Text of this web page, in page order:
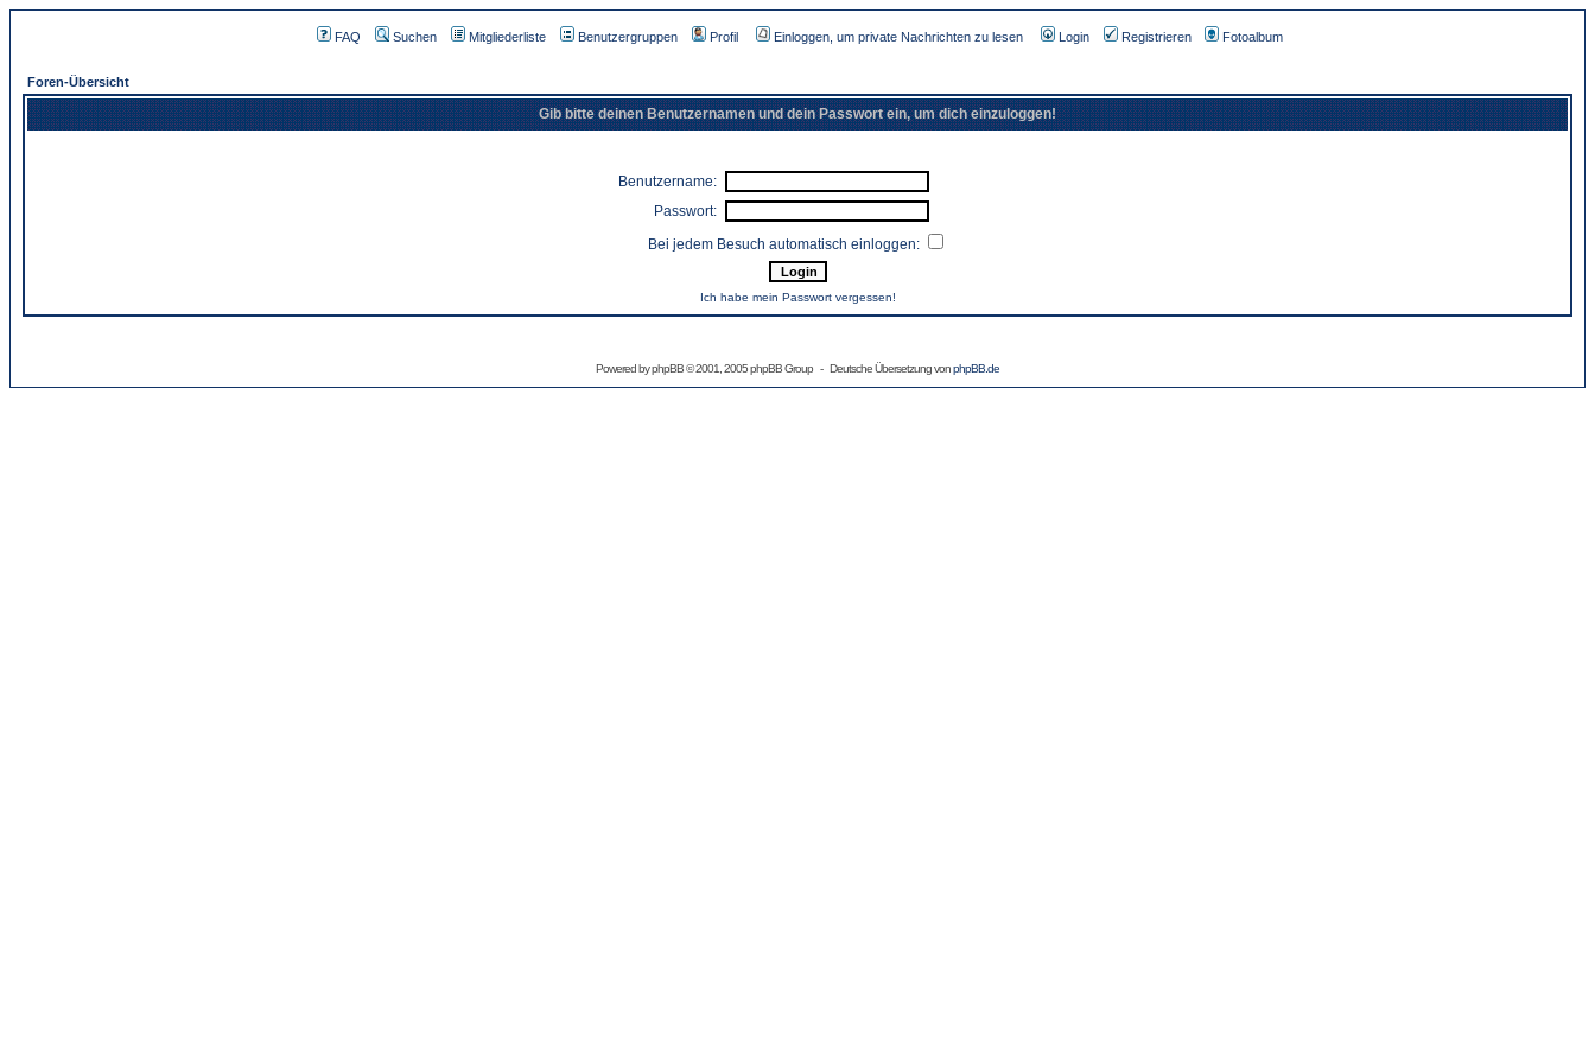
FAQ Suchen Mitgliederliste Benutzergruppen Profil Einloggen, um private Nachrichten zu lesen Login Registrieren Fotoalbum
Foren-Übersicht
Gib bitte deinen Benutzernamen und dein Passwort ein, um dich einzuloggen!
Benutzername:
Passwort:
Bei jedem Besuch automatisch einloggen:
Ich habe mein Passwort vergessen!
Powered byphpBB© 2001, 2005 phpBB Group - Deutsche Übersetzung vonphpBB.de